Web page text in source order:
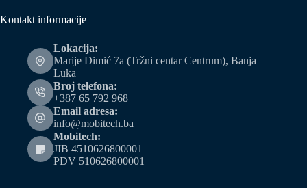
Kontakt informacije
Lokacija:
Marije Dimić 7a (Tržni centar Centrum), Banja
Luka
Broj telefona:
+387 65 792 968
Email adresa:
info@mobitech.ba
Mobitech:
JIB 4510626800001
PDV 510626800001